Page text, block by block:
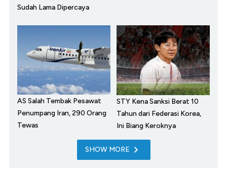
Sudah Lama Dipercaya
AS Salah Tembak Pesawat
Penumpang Iran, 290 Orang
Tewas
STY Kena Sanksi Berat 10
Tahun dari Federasi Korea,
Ini Biang Keroknya
SHOW MORE